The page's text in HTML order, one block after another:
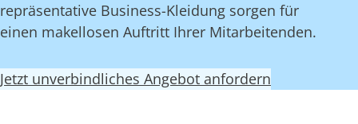
repräsentative Business-Kleidung sorgen für
einen makellosen Auftritt Ihrer Mitarbeitenden.
Jetzt unverbindliches Angebot anfordern